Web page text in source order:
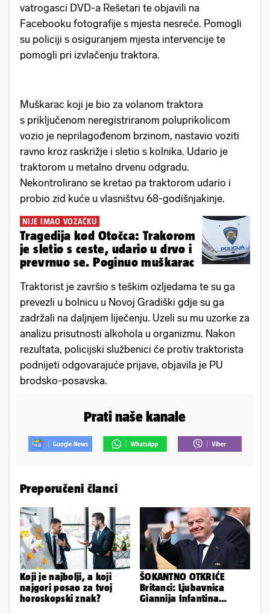
vatrogasci DVD-a Rešetari te objavili na
Facebooku fotografije s mjesta nesreće. Pomogli
su policiji s osiguranjem mjesta intervencije te
pomogli pri izvlačenju traktora.
Muškarac koji je bio za volanom traktora
s priključenom neregistriranom poluprikolicom
vozio je neprilagođenom brzinom, nastavio voziti
ravno kroz raskrižje i sletio s kolnika. Udario je
traktorom u metalno drvenu odgradu.
Nekontrolirano se kretao pa traktorom udario i
probio zid kuće u vlasništvu 68-godišnjakinje.
NIJE IMAO VOZAČKU
Tragedija kod Otočca: Trakorom
je sletio s ceste, udario u drvo i
prevrnuo se. Poginuo muškarac
Traktorist je završio s teškim ozljedama te su ga
prevezli u bolnicu u Novoj Gradiški gdje su ga
zadržali na daljnjem liječenju. Uzeli su mu uzorke za
analizu prisutnosti alkohola u organizmu. Nakon
rezultata, policijski službenici će protiv traktorista
podnijeti odgovarajuće prijave, objavila je PU
brodsko-posavska.
Prati naše kanale
Preporučeni članci
Koji je najbolji, a koji
najgori posao za tvoj
horoskopski znak?
ŠOKANTNO OTKRIĆE
Britanci: Ljubavnica
Giannija Infantina